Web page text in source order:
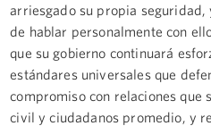
arriesgado su propia
de hablar personalmente con
que su gobierno continuará
estándares universales que
compromiso con relaciones que
civil y ciudadanos promedio, y